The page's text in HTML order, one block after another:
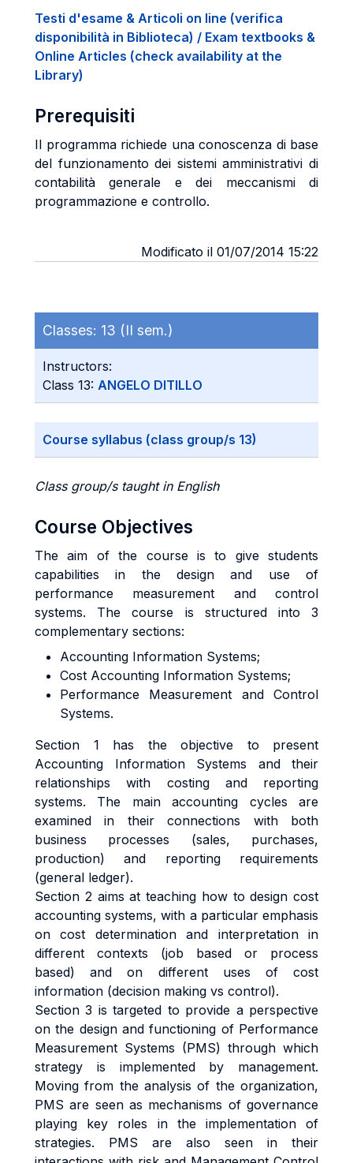
Testi d'esame & Articoli on line (verifica
disponibilità in Biblioteca) / Exam textbooks &
Online Articles (check availability at the
Library)
Prerequisiti
Il programma richiede una conoscenza di base
del funzionamento dei sistemi amministrativi di
contabilità generale e dei meccanismi di
programmazione e controllo.
Modificato il 01/07/2014 15:22
Classes: 13 (II sem.)
Instructors:
Class 13: ANGELO DITILLO
Course syllabus (class group/s 13)
Class group/s taught in English
Course Objectives
The aim of the course is to give students
capabilities in the design and use of
performance measurement and control
systems. The course is structured into 3
complementary sections:
Accounting Information Systems;
Cost Accounting Information Systems;
Performance Measurement and Control
Systems.
Section 1 has the objective to present
Accounting Information Systems and their
relationships with costing and reporting
systems. The main accounting cycles are
examined in their connections with both
business processes (sales, purchases,
production) and reporting requirements
(general ledger).
Section 2 aims at teaching how to design cost
accounting systems, with a particular emphasis
on cost determination and interpretation in
different contexts (job based or process
based) and on different uses of cost
information (decision making vs control).
Section 3 is targeted to provide a perspective
on the design and functioning of Performance
Measurement Systems (PMS) through which
strategy is implemented by management.
Moving from the analysis of the organization,
PMS are seen as mechanisms of governance
playing key roles in the implementation of
strategies. PMS are also seen in their